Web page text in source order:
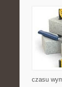
czasu